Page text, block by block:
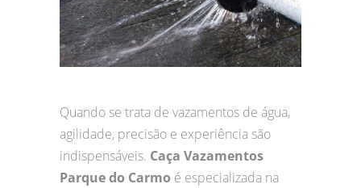
Quando se trata de vazamentos de água,
agilidade, precisão e experiência são
indispensáveis. Caça Vazamentos
Parque do Carmo é especializada na